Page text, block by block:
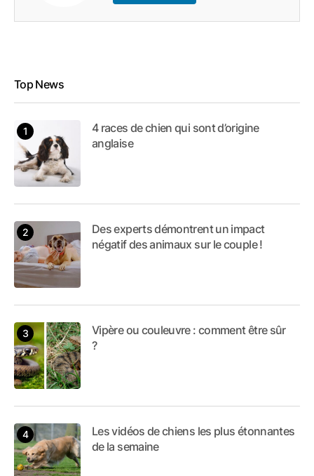
Top News
4 races de chien qui sont d’origine
anglaise
Des experts démontrent un impact
négatif des animaux sur le couple !
Vipère ou couleuvre : comment être sûr
?
Les vidéos de chiens les plus étonnantes
de la semaine